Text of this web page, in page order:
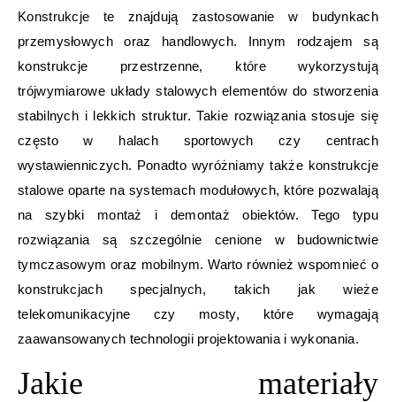
Konstrukcje te znajdują zastosowanie w budynkach
przemysłowych oraz handlowych. Innym rodzajem są
konstrukcje przestrzenne, które wykorzystują
trójwymiarowe układy stalowych elementów do stworzenia
stabilnych i lekkich struktur. Takie rozwiązania stosuje się
często w halach sportowych czy centrach
wystawienniczych. Ponadto wyróżniamy także konstrukcje
stalowe oparte na systemach modułowych, które pozwalają
na szybki montaż i demontaż obiektów. Tego typu
rozwiązania są szczególnie cenione w budownictwie
tymczasowym oraz mobilnym. Warto również wspomnieć o
konstrukcjach specjalnych, takich jak wieże
telekomunikacyjne czy mosty, które wymagają
zaawansowanych technologii projektowania i wykonania.
Jakie materiały